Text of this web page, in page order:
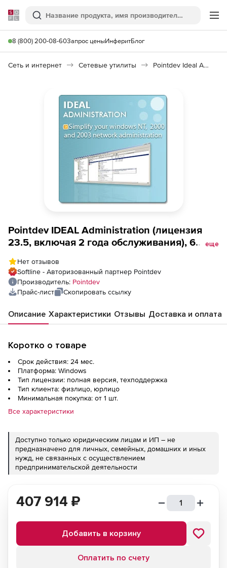
Softline
Поиск
8 (800) 200-08-60Запрос ценыИнферитБлог
Сеть и интернет Сетевые утилиты Pointdev Ideal Administration
Pointdev IDEAL Administration (лицензия
23.5, включая 2 года обслуживания), 6
еще
Нет отзывов
Softline - Авторизованный партнер Pointdev
Производитель: Pointdev
Прайс-лист
Скопировать ссылку
Описание Характеристики Отзывы Доставка и оплата
Коротко о товаре
Срок действия: 24 мес.
Платформа: Windows
Тип лицензии: полная версия, техподдержка
Тип клиента: физлицо, юрлицо
Минимальная покупка: от 1 шт.
Все характеристики
Доступно только юридическим лицам и ИП – не
предназначено для личных, семейных, домашних и иных
нужд, не связанных с осуществлением
предпринимательской деятельности
407 914 ₽
Добавить в корзину
Оплатить по счету